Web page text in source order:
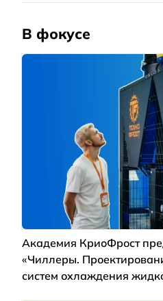
В фокусе
Академия КриоФрост
«Чиллеры.
систем охлаждения